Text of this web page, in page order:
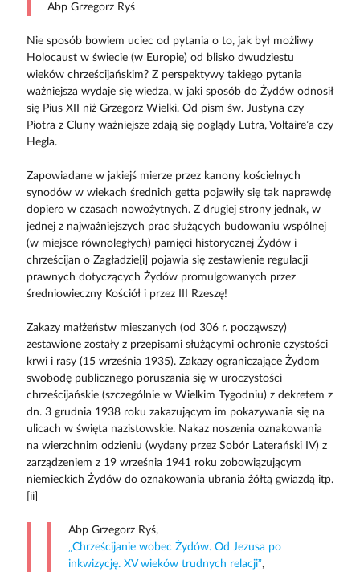
Abp Grzegorz Ryś
Nie sposób bowiem uciec od pytania o to, jak był możliwy
Holocaust w świecie (w Europie) od blisko dwudziestu
wieków chrześcijańskim? Z perspektywy takiego pytania
ważniejsza wydaje się wiedza, w jaki sposób do Żydów odnosił
się Pius XII niż Grzegorz Wielki. Od pism św. Justyna czy
Piotra z Cluny ważniejsze zdają się poglądy Lutra, Voltaire’a czy
Hegla.
Zapowiadane w jakiejś mierze przez kanony kościelnych
synodów w wiekach średnich getta pojawiły się tak naprawdę
dopiero w czasach nowożytnych. Z drugiej strony jednak, w
jednej z najważniejszych prac służących budowaniu wspólnej
(w miejsce równoległych) pamięci historycznej Żydów i
chrześcijan o Zagładzie[i] pojawia się zestawienie regulacji
prawnych dotyczących Żydów promulgowanych przez
średniowieczny Kościół i przez III Rzeszę!
Zakazy małżeństw mieszanych (od 306 r. począwszy)
zestawione zostały z przepisami służącymi ochronie czystości
krwi i rasy (15 września 1935). Zakazy ograniczające Żydom
swobodę publicznego poruszania się w uroczystości
chrześcijańskie (szczególnie w Wielkim Tygodniu) z dekretem z
dn. 3 grudnia 1938 roku zakazującym im pokazywania się na
ulicach w święta nazistowskie. Nakaz noszenia oznakowania
na wierzchnim odzieniu (wydany przez Sobór Laterański IV) z
zarządzeniem z 19 września 1941 roku zobowiązującym
niemieckich Żydów do oznakowania ubrania żółtą gwiazdą itp.
[ii]
Abp Grzegorz Ryś,
„Chrześcijanie wobec Żydów. Od Jezusa po
inkwizycję. XV wieków trudnych relacji”,